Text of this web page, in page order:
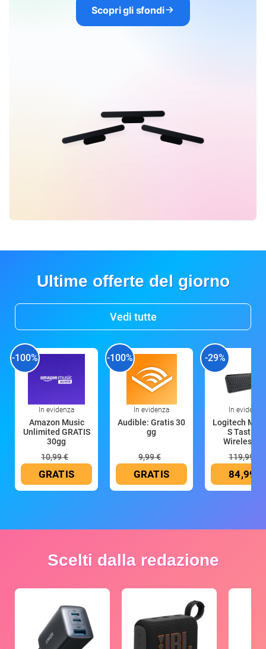
Scopri gli sfondi
Ultime offerte del giorno
Vedi tutte
-100%
In evidenza
Amazon Music
Unlimited GRATIS
30gg
10,99 €
GRATIS
-100%
In evidenza
Audible: Gratis 30
gg
9,99 €
GRATIS
-29%
In evidenza
Logitech MX
S Tastiera
Wireless
119,99 €
84,99 €
Scelti dalla redazione